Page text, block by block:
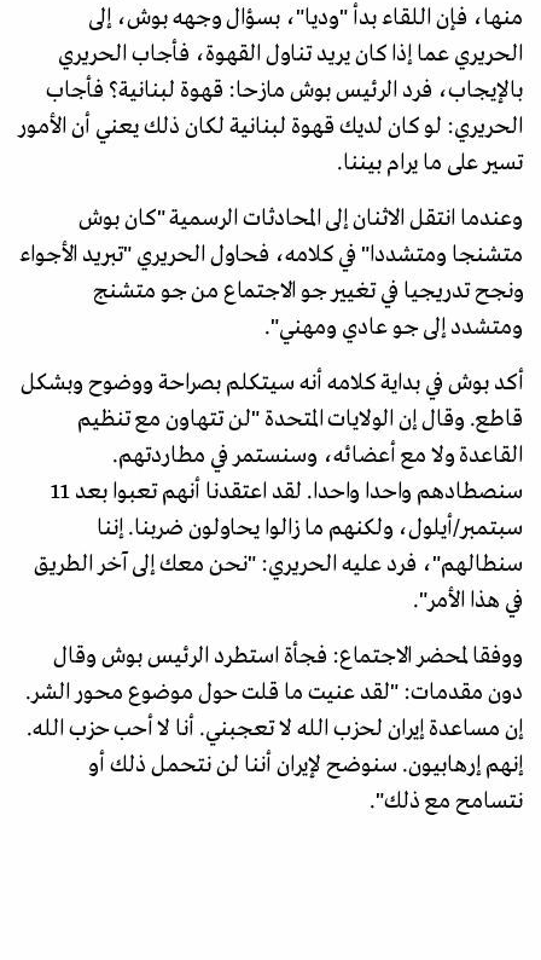
منها، فإن اللقاء بدأ "وديا"، بسؤال وجهه بوش، إلى
الحريري عما إذا كان يريد تناول القهوة، فأجاب الحريري
بالإيجاب، فرد الرئيس بوش مازحا: قهوة لبنانية؟ فأجاب
الحريري: لو كان لديك قهوة لبنانية لكان ذلك يعني أن الأمور
تسير على ما يرام بيننا.
وعندما انتقل الاثنان إلى المحادثات الرسمية "كان بوش
متشنجا ومتشددا" في كلامه، فحاول الحريري "تبريد الأجواء
ونجح تدريجيا في تغيير جو الاجتماع من جو متشنج
ومتشدد إلى جو عادي ومهني".
أكد بوش في بداية كلامه أنه سيتكلم بصراحة ووضوح وبشكل
قاطع. وقال إن الولايات المتحدة "لن تتهاون مع تنظيم
القاعدة ولا مع أعضائه، وسنستمر في مطاردتهم.
سنصطادهم واحدا واحدا. لقد اعتقدنا أنهم تعبوا بعد 11
سبتمبر/أيلول، ولكنهم ما زالوا يحاولون ضربنا. إننا
سنطالهم"، فرد عليه الحريري: "نحن معك إلى آخر الطريق
في هذا الأمر".
ووفقا لمحضر الاجتماع: فجأة استطرد الرئيس بوش وقال
دون مقدمات: "لقد عنيت ما قلت حول موضوع محور الشر.
إن مساعدة إيران لحزب الله لا تعجبني. أنا لا أحب حزب الله.
إنهم إرهابيون. سنوضح لإيران أننا لن نتحمل ذلك أو
نتسامح مع ذلك".